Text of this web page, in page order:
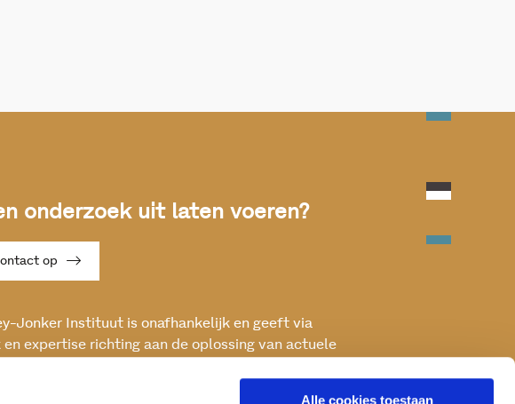
Alle cookies toestaan
onderzoek uit laten voeren?
op
Jonker Instituut is onafhankelijk en geeft via
en expertise richting aan de oplossing van actuele